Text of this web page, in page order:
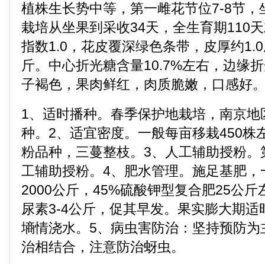
植株生长势中等，第一雌花节位7-8节，
栽培从坐果到采收34天，全生育期110
指数1.0，花皮覆深绿色条带，皮厚约
斤。中心折光糖含量10.7%左右，边缘
子褐色，果肉鲜红，肉质脆嫩，口感好
1、适时播种。春季保护地栽培，南京
种。2、适宜密度。一般每亩移栽450株
粉品种，三蔓整枝。3、人工辅助授粉
工辅助授粉。4、肥水管理。施足基肥
2000公斤，45%硫酸钾型复合肥25公斤
尿素3-4公斤，促其早发。果实膨大期
墒情浇水。5、病虫害防治：坚持预防
治相结合，注意防治蚜虫。